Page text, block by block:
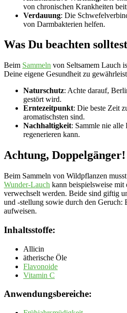
von chronischen Krankheiten
Verdauung: Die
von Darmbakterien helfen.
Was Du beachten solltest
Beim Sammeln von Seltsamem Lauch
Deine eigene Gesundheit zu
Naturschutz: Achte darauf,
gestört wird.
Erntezeitpunkt: Die beste Zeit
aromatischsten sind.
Nachhaltigkeit: Sammle nie alle
regenerieren kann.
Achtung, Doppelgänger!
Beim Sammeln von Wildpflanzen
Wunder-Lauch kann beispielsweise
verwechselt werden. Beide sind giftig
und -stellung sowie durch den Geruch:
aufweisen.
Inhaltsstoffe:
Allicin
ätherische Öle
Flavonoide
Vitamin C
Anwendungsbereiche: